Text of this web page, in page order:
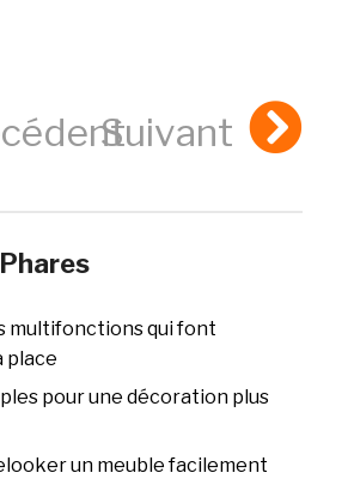
Suivant
multifonctions qui font
place
pour une décoration plus
un meuble facilement